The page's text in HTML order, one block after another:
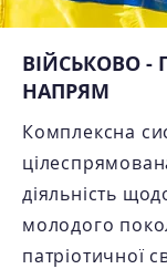
​ВІЙСЬКОВО -
НАПРЯМ
Комплексна
діяльність
молодого
патріотичної